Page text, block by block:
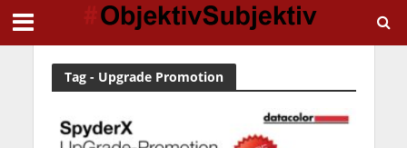
Tag - Upgrade Promotion